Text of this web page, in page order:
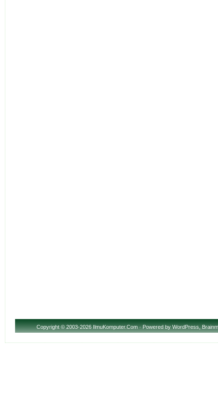
Copyright© 2003-2026 IlmuKomputer.Com · Powered byWordPress,